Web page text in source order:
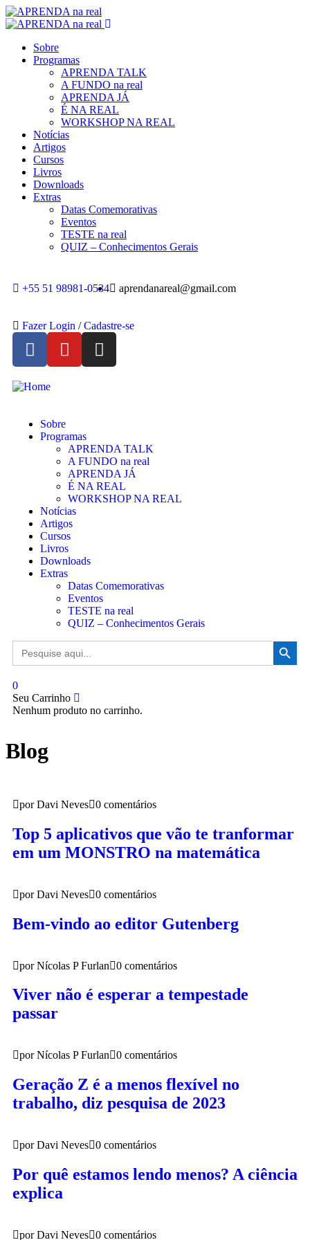
Sobre
Programas
APRENDA TALK
A FUNDO na real
APRENDA JÁ
É NA REAL
WORKSHOP NA REAL
Notícias
Artigos
Cursos
Livros
Downloads
Extras
Datas Comemorativas
Eventos
TESTE na real
QUIZ – Conhecimentos Gerais
+55 51 98981-0534 aprendanareal@gmail.com
Fazer Login / Cadastre-se
Sobre
Programas
APRENDA TALK
A FUNDO na real
APRENDA JÁ
É NA REAL
WORKSHOP NA REAL
Notícias
Artigos
Cursos
Livros
Downloads
Extras
Datas Comemorativas
Eventos
TESTE na real
QUIZ – Conhecimentos Gerais
Search
for:
Search Button
0
Seu Carrinho
Nenhum produto no carrinho.
Blog
por Davi Neves 0 comentários
Top 5 aplicativos que vão te tranformar
em um MONSTRO na matemática
por Davi Neves 0 comentários
Bem-vindo ao editor Gutenberg
por Nícolas P Furlan 0 comentários
Viver não é esperar a tempestade
passar
por Nícolas P Furlan 0 comentários
Geração Z é a menos flexível no
trabalho, diz pesquisa de 2023
por Davi Neves 0 comentários
Por quê estamos lendo menos? A ciência
explica
por Davi Neves 0 comentários